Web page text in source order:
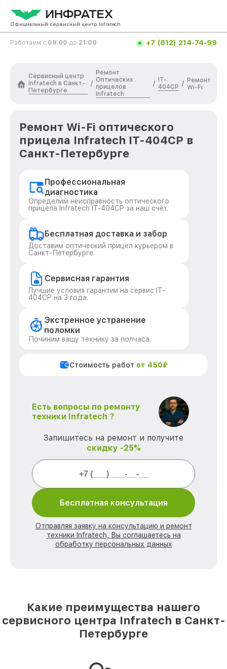
Официальный сервисный центр Infratech
Работаем с 09:00 до 21:00 +7 (812) 214-74-99
Сервисный центр
Infratech в Санкт-
Петербурге
/
Ремонт
Оптических
прицелов
Infratech
/
IT-
404CP / Ремонт
Wi-Fi
Ремонт Wi-Fi оптического
прицела Infratech IT-404CP в
Санкт-Петербурге
Профессиональная
диагностика
Определим неисправность оптического
прицела Infratech IT-404CP за наш счёт.
Бесплатная доставка и забор
Доставим оптический прицел курьером в
Санкт-Петербурге.
Сервисная гарантия
Лучшие условия гарантии на сервис IT-
404CP на 3 года.
Экстренное устранение
поломки
Починим вашу технику за полчаса.
Стоимость работ от 450₽
Есть вопросы по ремонту
техники Infratech ?
Запишитесь на ремонт и получите
скидку -25%
Бесплатная консультация
Отправляя заявку на консультацию и ремонт
техники Infratech, Вы соглашаетесь на
обработку персональных данных
Какие преимущества нашего
сервисного центра Infratech в Санкт-
Петербурге